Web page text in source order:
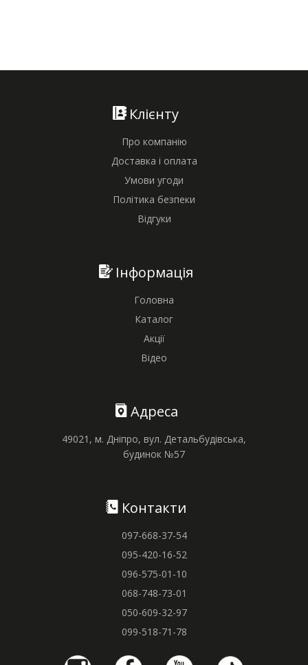
Клієнту
Про компанію
Доставка і оплата
Умови угоди
Політика безпеки
Відгуки
Інформація
Головна
Каталог
Акції
Відео
Адреса
49021, м. Дніпро, вул. Детальбудівська,
будинок №57
Контакти
097-668-37-54
095-420-16-52
096-575-01-10
068-748-73-01
050-609-32-97
099-518-71-78